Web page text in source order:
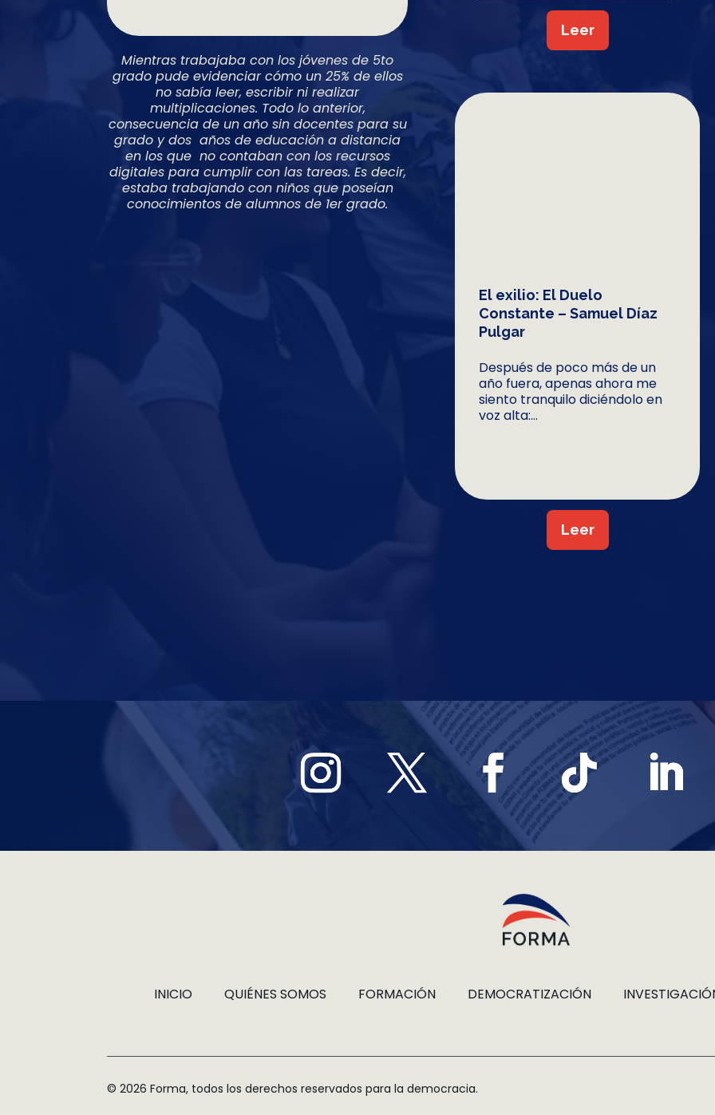
Mientras trabajaba con los jóvenes de 5to
grado pude evidenciar cómo un 25% de ellos
no sabía leer, escribir ni realizar
multiplicaciones. Todo lo anterior,
consecuencia de un año sin docentes para su
grado y dos años de educación a distancia
en los que no contaban con los recursos
digitales para cumplir con las tareas. Es decir,
estaba trabajando con niños que poseían
conocimientos de alumnos de 1er grado.
Leer
El exilio: El Duelo
Constante – Samuel Díaz
Pulgar
Después de poco más de un
año fuera, apenas ahora me
siento tranquilo diciéndolo en
voz alta:...
Leer
INICIO QUIÉNES SOMOS FORMACIÓN DEMOCRATIZACIÓN
© 2026 Forma, todos los derechos reservados para la democracia.